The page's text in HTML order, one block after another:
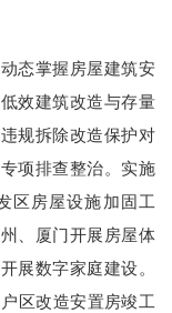
态掌握房屋建筑安
效建筑改造与存量
规拆除改造保护对
项排查整治。实施
区房屋设施加固工
、厦门开展房屋体
展数字家庭建设。
区改造安置房竣工